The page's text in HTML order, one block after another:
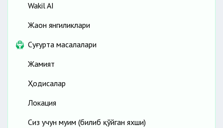
Wakil AI
Жаҳон янгиликлари
Cуғурта масалалари
Жамият
Ҳодисалар
Локация
Сиз учун муҳим (билиб қўйган яхши)